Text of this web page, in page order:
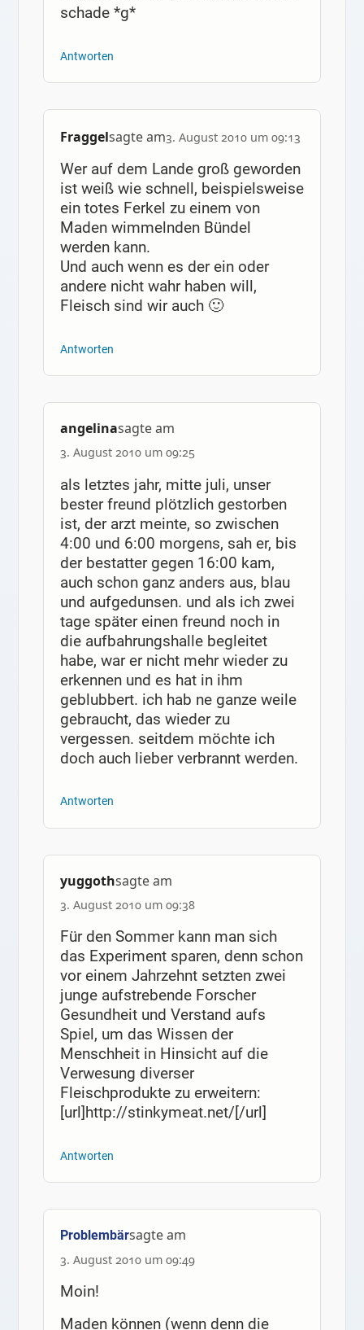
schade *g*
Antworten
Fraggelsagte am3. August 2010 um 09:13
Wer auf dem Lande groß geworden
ist weiß wie schnell, beispielsweise
ein totes Ferkel zu einem von
Maden wimmelnden Bündel
werden kann.
Und auch wenn es der ein oder
andere nicht wahr haben will,
Fleisch sind wir auch 🙂
Antworten
angelinasagte am
3. August 2010 um 09:25
als letztes jahr, mitte juli, unser
bester freund plötzlich gestorben
ist, der arzt meinte, so zwischen
4:00 und 6:00 morgens, sah er, bis
der bestatter gegen 16:00 kam,
auch schon ganz anders aus, blau
und aufgedunsen. und als ich zwei
tage später einen freund noch in
die aufbahrungshalle begleitet
habe, war er nicht mehr wieder zu
erkennen und es hat in ihm
geblubbert. ich hab ne ganze weile
gebraucht, das wieder zu
vergessen. seitdem möchte ich
doch auch lieber verbrannt werden.
Antworten
yuggothsagte am
3. August 2010 um 09:38
Für den Sommer kann man sich
das Experiment sparen, denn schon
vor einem Jahrzehnt setzten zwei
junge aufstrebende Forscher
Gesundheit und Verstand aufs
Spiel, um das Wissen der
Menschheit in Hinsicht auf die
Verwesung diverser
Fleischprodukte zu erweitern:
[url]http://stinkymeat.net/[/url]
Antworten
Problembärsagte am
3. August 2010 um 09:49
Moin!
Maden können (wenn denn die